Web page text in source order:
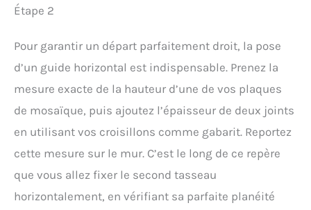
Étape 2
Pour garantir un départ parfaitement droit, la pose
d’un guide horizontal est indispensable. Prenez la
mesure exacte de la hauteur d’une de vos plaques
de mosaïque, puis ajoutez l’épaisseur de deux joints
en utilisant vos croisillons comme gabarit. Reportez
cette mesure sur le mur. C’est le long de ce repère
que vous allez fixer le second tasseau
horizontalement, en vérifiant sa parfaite planéité